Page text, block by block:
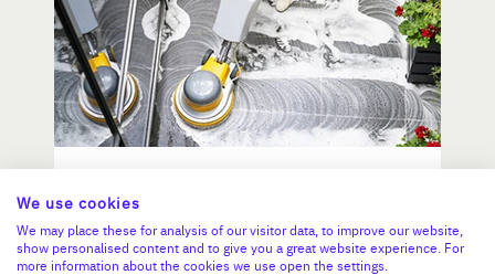
We use cookies
We may place these for analysis of our visitor data, to improve our website,
show personalised content and to give you a great website experience. For
more information about the cookies we use open the settings.